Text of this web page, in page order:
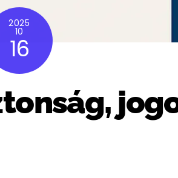
2025
10
16